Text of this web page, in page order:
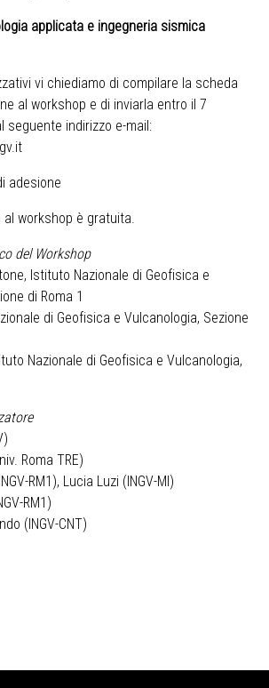
applicata e ingegneria sismica
vi chiediamo di compilare la scheda
al workshop e di inviarla entro il 7
seguente indirizzo e-mail:
adesione
workshop è gratuita.
del Workshop
Istituto Nazionale di Geofisica e
di Roma 1
di Geofisica e Vulcanologia, Sezione
Nazionale di Geofisica e Vulcanologia,
Roma TRE)
RM1), Lucia Luzi (INGV-MI)
RM1)
(INGV-CNT)